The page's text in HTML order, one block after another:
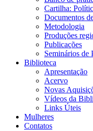
Cartilha:
Documentos
Metodologia
Produções
Publicações
Seminários de
Biblioteca
Apresentação
Acervo
Novas
Vídeos da
Links Úteis
Mulheres
Contatos